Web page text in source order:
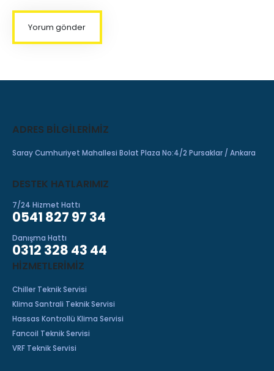
ADRES BILGILERIMIZ
Saray Cumhuriyet Mahallesi Bolat Plaza No:4/2 Pursaklar / Ankara
DESTEK HATLARIMIZ
7/24 Hizmet Hattı
0541 827 97 34
Danışma Hattı
0312 328 43 44
HIZMETLERIMIZ
Chiller Teknik Servisi
Klima Santrali Teknik Servisi
Hassas Kontrollü Klima Servisi
Fancoil Teknik Servisi
VRF Teknik Servisi